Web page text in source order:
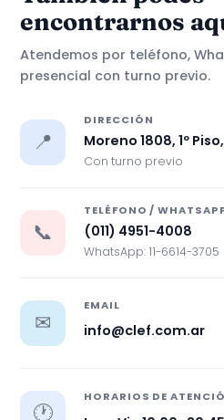
encontrarnos
Atendemos por teléfono,
presencial con turno previo.
📍
DIRECCIÓN
Moreno 1808, 1º
Con turno previo
📞
TELÉFONO /
(011) 4951-4008
WhatsApp: 11-6614-3705
✉
EMAIL
info@clef.com.ar
🕐
HORARIOS DE